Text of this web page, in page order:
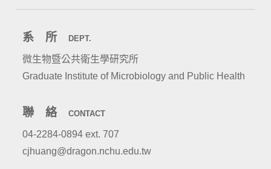
系 所 DEPT.
微生物暨公共衛生學研究所
Graduate Institute of Microbiology and Public Health
聯 絡 CONTACT
04-2284-0894 ext. 707
cjhuang@dragon.nchu.edu.tw